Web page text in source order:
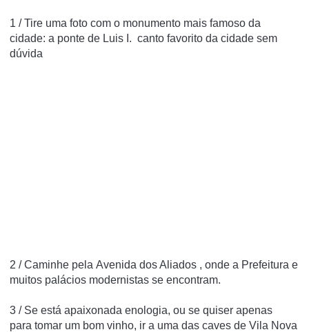
1 / Tire uma foto com o monumento mais famoso da
cidade: a ponte de Luis I. canto favorito da cidade sem
dúvida
2 / Caminhe pela Avenida dos Aliados , onde a Prefeitura e
muitos palácios modernistas se encontram.
3 / Se está apaixonada enologia, ou se quiser apenas
para tomar um bom vinho, ir a uma das caves de Vila Nova